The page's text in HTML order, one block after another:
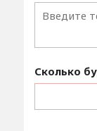
Сколько